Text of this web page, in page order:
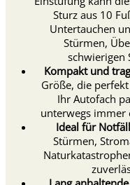
Sturz aus 10
Untertauchen
Stürmen,
schwierigen
Kompakt und
Größe, die
Ihr Autofach
unterwegs immer
Ideal für
Stürmen,